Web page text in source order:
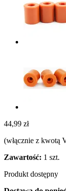
44,99 zł
(włącznie z kwotą
Zawartość: 1 szt.
Produkt dostępny